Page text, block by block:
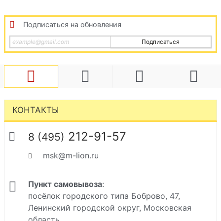
Подписаться на обновления
Подписаться
КОНТАКТЫ
8 (495) 212-91-57
msk@m-lion.ru
Пункт самовывоза:
посёлок городского типа Боброво, 47,
Ленинский городской округ, Московская